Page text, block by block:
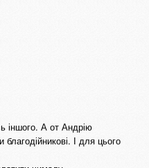
іншого. А от Андрію
І для цього